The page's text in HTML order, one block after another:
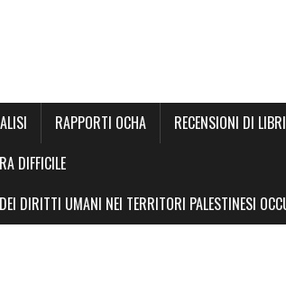
RAPPORTI OCHA RECENSIONI DI
DIFFICILE
DIRITTI UMANI NEI TERRITORI PALESTINESI